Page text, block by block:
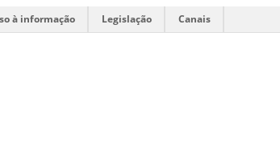
à informação Legislação
Canais